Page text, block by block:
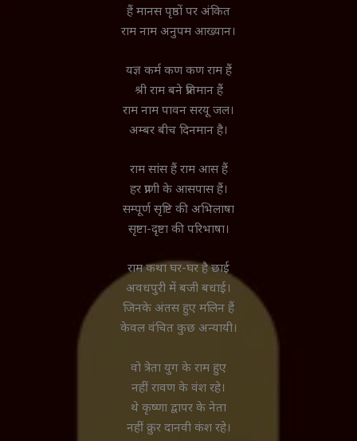
हैं मानस पृष्ठों पर अंकित
राम नाम अनुपम आख्यान।
यज्ञ कर्म कण कण राम हैं
श्री राम बने प्रतिमान हैं
राम नाम पावन सरयू जल।
अम्बर बीच दिनमान है।
राम सांस हैं राम आस हैं
हर प्राणी के आसपास हैं।
सम्पूर्ण सृष्टि की अभिलाषा
सृष्टा-दृष्टा की परिभाषा।
राम कथा घर-घर है छाई
अवधपुरी में बजी बधाई।
जिनके अंतस हुए मलिन हैं
केवल वंचित कुछ अन्यायी।
वो त्रेता युग के राम हुए
नहीं रावण के वंश रहे।
थे कृष्णा द्वापर के नेता
नहीं क्रुर दानवी कंश रहे।